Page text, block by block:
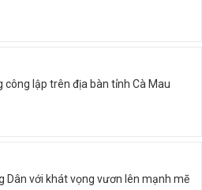
lập trên địa bàn tỉnh Cà Mau
Dân với khát vọng vươn lên mạnh mẽ